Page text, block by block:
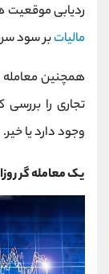
ردیابی موقعیت
مالیاتبر سود
همچنین معامله
تجاری را
وجود دارد یا خیر.
یک معامله گر